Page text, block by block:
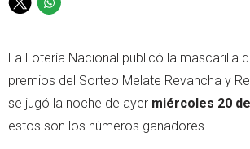
T
t
t
e
r
W
t
s
a
p
p
La Lotería Nacional publicó la mascarilla
premios del Sorteo Melate Revancha y
se jugó la noche de ayer miércoles 20
estos son los números ganadores.